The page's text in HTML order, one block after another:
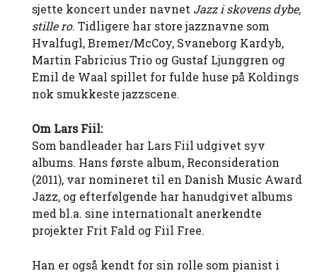
sjette koncert under navnet Jazz i skovens dybe,
stille ro. Tidligere har store jazznavne som
Hvalfugl, Bremer/McCoy, Svaneborg Kardyb,
Martin Fabricius Trio og Gustaf Ljunggren og
Emil de Waal spillet for fulde huse på Koldings
nok smukkeste jazzscene.
Om Lars Fiil:
Som bandleader har Lars Fiil udgivet syv
albums. Hans første album, Reconsideration
(2011), var nomineret til en Danish Music Award
Jazz, og efterfølgende har hanudgivet albums
med bl.a. sine internationalt anerkendte
projekter Frit Fald og Fiil Free.
Han er også kendt for sin rolle som pianist i